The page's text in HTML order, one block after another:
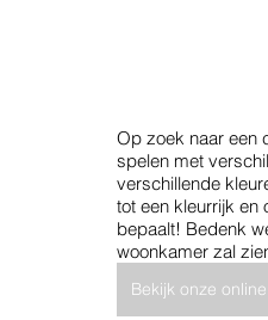
Op zoek naar een
spelen met
verschillende
tot een kleurrijk en
bepaalt! Bedenk
woonkamer zal
Bekijk onze